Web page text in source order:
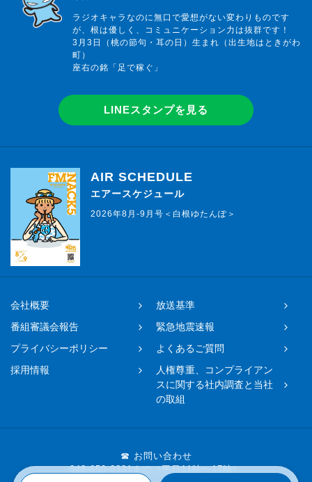
ラジオキャラなのに無口で愛想がない変わりものです
が、根は優しく、コミュニケーション力は抜群です！
3月3日（桃の節句・耳の日）生まれ（出生地はときがわ
町）
座右の銘「足で稼ぐ」
LINEスタンプを見る
AIR SCHEDULE
エアースケジュール
2026年8月-9月号＜白根ゆたんぽ＞
会社概要
放送基準
番組審議会報告
緊急地震速報
プライバシーポリシー
よくあるご質問
採用情報
人権尊重、コンプライアン
スに関する社内調査と当社
の取組
☎ お問い合わせ
048-650-0331まで（平日11時〜17時）